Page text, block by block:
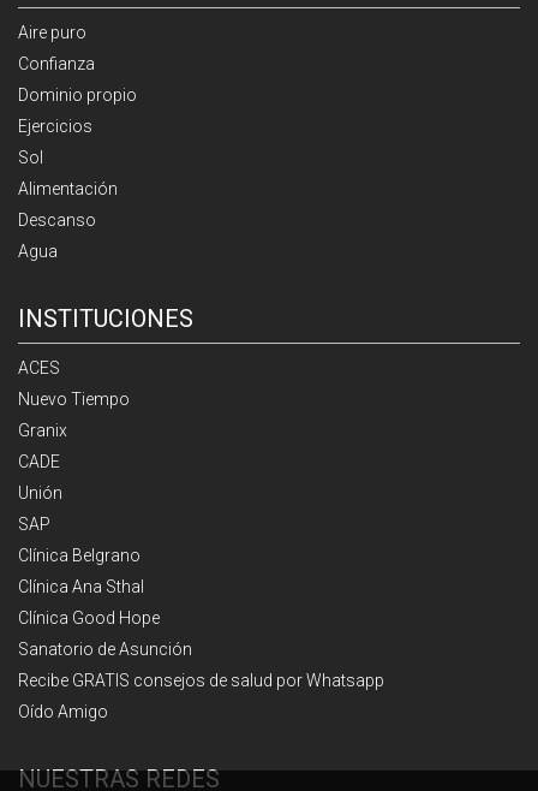
Aire puro
Confianza
Dominio propio
Ejercicios
Sol
Alimentación
Descanso
Agua
INSTITUCIONES
ACES
Nuevo Tiempo
Granix
CADE
Unión
SAP
Clínica Belgrano
Clínica Ana Sthal
Clínica Good Hope
Sanatorio de Asunción
Recibe GRATIS consejos de salud por Whatsapp
Oído Amigo
NUESTRAS REDES